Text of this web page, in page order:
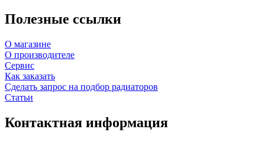
Полезные ссылки
О магазине
О производителе
Сервис
Как заказать
Сделать запрос на подбор радиаторов
Статьи
Контактная информация